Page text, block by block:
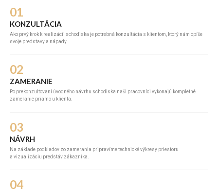
01
KONZULTÁCIA
Ako prvý krok k realizácii schodiska je potrebná konzultácia s klientom, ktorý nám opíše
svoje predstavy a nápady.
02
ZAMERANIE
Po prekonzultovaní úvodného návrhu schodiska naši pracovníci vykonajú kompletné
zameranie priamo u klienta.
03
NÁVRH
Na základe podkladov zo zamerania pripravíme technické výkresy priestoru
a vizualizáciu predstáv zákazníka.
04